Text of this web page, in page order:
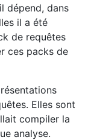
dépend, dans
il a été
de requêtes
ces packs de
Elles sont
compiler la
analyse.